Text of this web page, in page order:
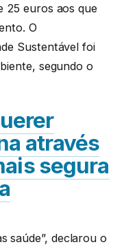
25 euros aos que
O
Sustentável foi
segundo o
através
segura
saúde”, declarou o